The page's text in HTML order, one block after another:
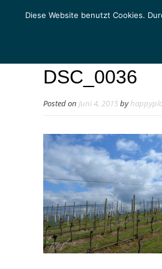
DSC_0036
Posted on Juni 4, 2015by
Diese Website benutzt Cookies.